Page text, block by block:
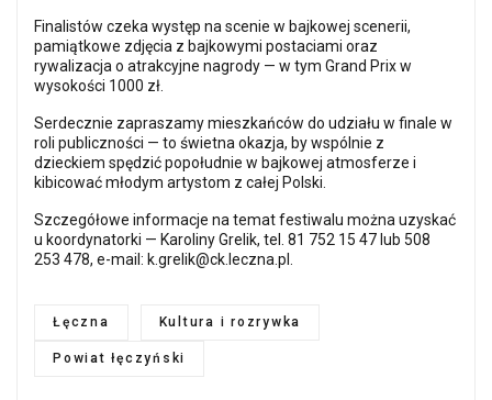
Finalistów czeka występ na scenie w bajkowej scenerii,
pamiątkowe zdjęcia z bajkowymi postaciami oraz
rywalizacja o atrakcyjne nagrody — w tym Grand Prix w
wysokości 1000 zł.
Serdecznie zapraszamy mieszkańców do udziału w finale w
roli publiczności — to świetna okazja, by wspólnie z
dzieckiem spędzić popołudnie w bajkowej atmosferze i
kibicować młodym artystom z całej Polski.
Szczegółowe informacje na temat festiwalu można uzyskać
u koordynatorki — Karoliny Grelik, tel. 81 752 15 47 lub 508
253 478, e-mail: k.grelik@ck.leczna.pl .
Łęczna Kultura i rozrywka
Powiat łęczyński